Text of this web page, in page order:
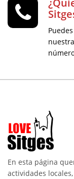
En esta página
actividades